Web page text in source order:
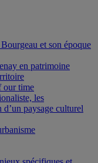
et son époque
en patrimoine
our time
les
d’un paysage culturel